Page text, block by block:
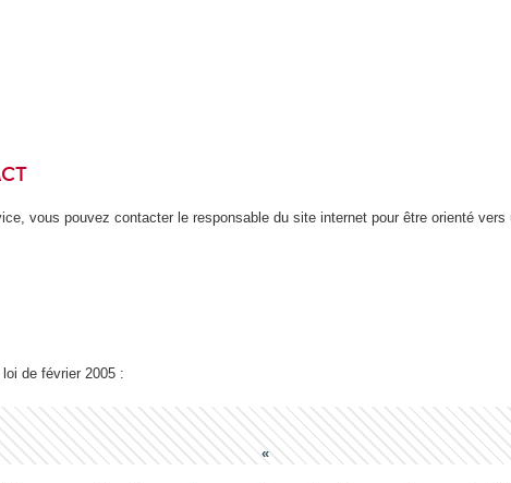
vous pouvez contacter le responsable du site internet pour être orienté
loi de février 2005 :